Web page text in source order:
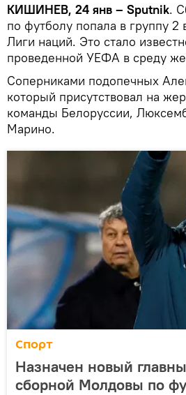
КИШИНЕВ, 24 янв – Sputnik.
по футболу попала в группу 2
Лиги наций. Это стало
проведенной УЕФА в среду
Соперниками подопечных
который присутствовал на
команды Белоруссии,
Марино.
Спорт
Назначен новый
сборной Молдовы по